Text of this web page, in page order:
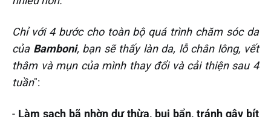
Chỉ với 4 bước cho toàn bộ quá trình chăm sóc da
của Bamboni, bạn sẽ thấy làn da, lỗ chân lông, vết
thâm và mụn của mình thay đổi và cải thiện sau 4
tuần":‌‌
- Làm sạch bã nhờn dư thừa, bụi bẩn, tránh gây bít